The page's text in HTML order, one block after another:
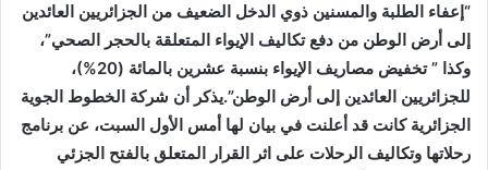
“إعفاء الطلبة والمسنين ذوي الدخل الضعيف من الجزائريين العائدين
إلى أرض الوطن من دفع تكاليف الإيواء المتعلقة بالحجر الصحي”،
وكذا ” تخفيض مصاريف الإيواء بنسبة عشرين بالمائة (20%)،
للجزائريين العائدين إلى أرض الوطن”.يذكر أن شركة الخطوط الجوية
الجزائرية كانت قد أعلنت في بيان لها أمس الأول السبت، عن برنامج
رحلاتها وتكاليف الرحلات على اثر القرار المتعلق بالفتح الجزئي